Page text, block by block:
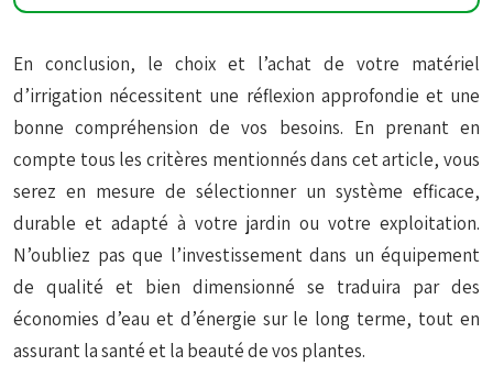
En conclusion, le choix et l’achat de votre matériel
d’irrigation nécessitent une réflexion approfondie et une
bonne compréhension de vos besoins. En prenant en
compte tous les critères mentionnés dans cet article, vous
serez en mesure de sélectionner un système efficace,
durable et adapté à votre jardin ou votre exploitation.
N’oubliez pas que l’investissement dans un équipement
de qualité et bien dimensionné se traduira par des
économies d’eau et d’énergie sur le long terme, tout en
assurant la santé et la beauté de vos plantes.